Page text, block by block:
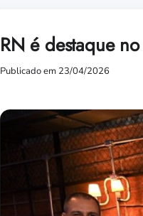
RN é destaque
Publicado em 23/04/2026